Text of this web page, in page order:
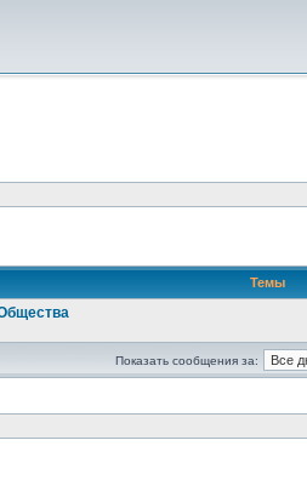
Темы
Показать сообщения за: